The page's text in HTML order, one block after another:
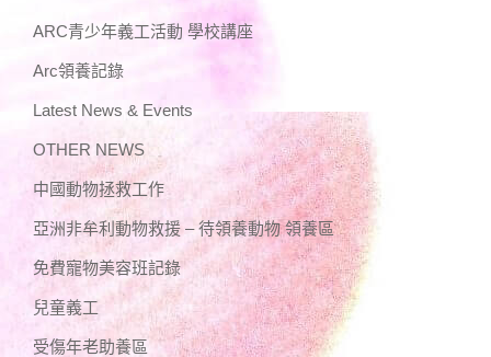
ARC青少年義工活動 學校講座
Arc領養記錄
Latest News & Events
OTHER NEWS
中國動物拯救工作
亞洲非牟利動物救援 – 待領養動物 領養區
免費寵物美容班記錄
兒童義工
受傷年老助養區